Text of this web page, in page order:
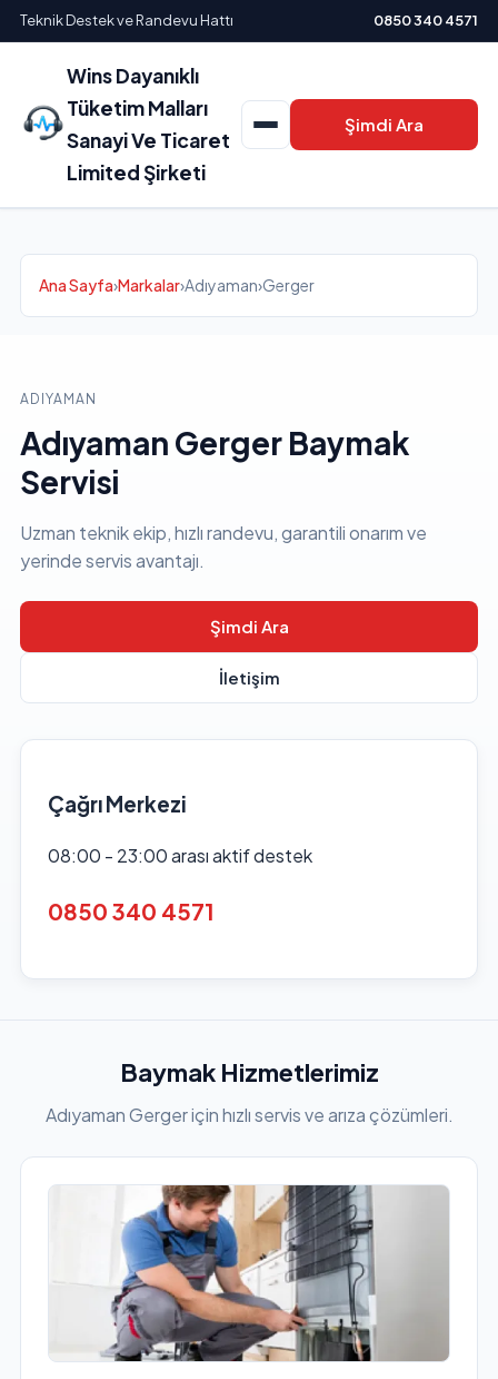
Teknik Destek ve Randevu Hattı 0850 340 4571
Wins Dayanıklı
Tüketim Malları
Sanayi Ve Ticaret
Limited Şirketi
Şimdi Ara
Ana Sayfa›Markalar›Adıyaman›Gerger
ADIYAMAN
Adıyaman Gerger Baymak
Servisi
Uzman teknik ekip, hızlı randevu, garantili onarım ve
yerinde servis avantajı.
Şimdi Ara
İletişim
Çağrı Merkezi
08:00 - 23:00 arası aktif destek
0850 340 4571
Baymak Hizmetlerimiz
Adıyaman Gerger için hızlı servis ve arıza çözümleri.